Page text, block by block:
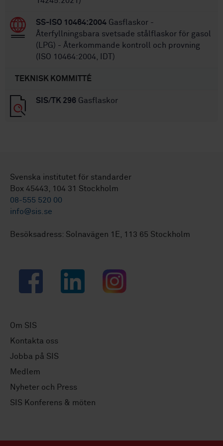
SS-ISO 10464:2004 Gasflaskor -
Återfyllningsbara svetsade stålflaskor för gasol
(LPG) - Återkommande kontroll och provning
(ISO 10464:2004, IDT)
TEKNISK KOMMITTÉ
SIS/TK 296 Gasflaskor
Svenska institutet för standarder
Box 45443, 104 31 Stockholm
08-555 520 00
info@sis.se
Besöksadress: Solnavägen 1E, 113 65 Stockholm
Facebook LinkedIn Instagram
Om SIS
Kontakta oss
Jobba på SIS
Medlem
Nyheter och Press
SIS Konferens & möten